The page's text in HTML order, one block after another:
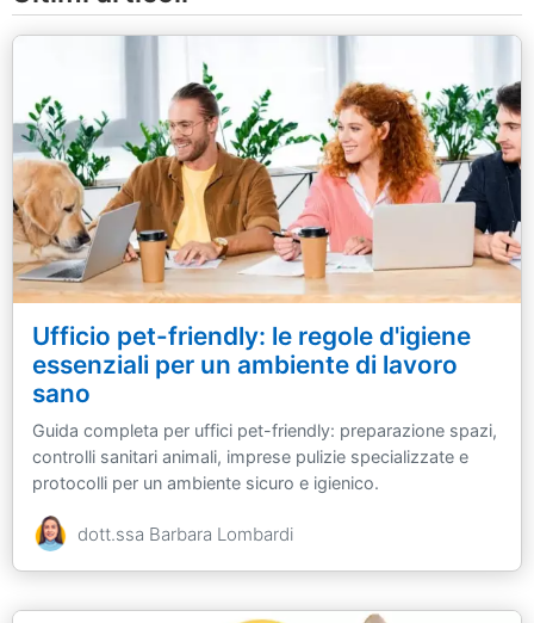
Ufficio pet-friendly: le regole d'igiene
essenziali per un ambiente di lavoro
sano
Guida completa per uffici pet-friendly: preparazione spazi,
controlli sanitari animali, imprese pulizie specializzate e
protocolli per un ambiente sicuro e igienico.
dott.ssa Barbara Lombardi